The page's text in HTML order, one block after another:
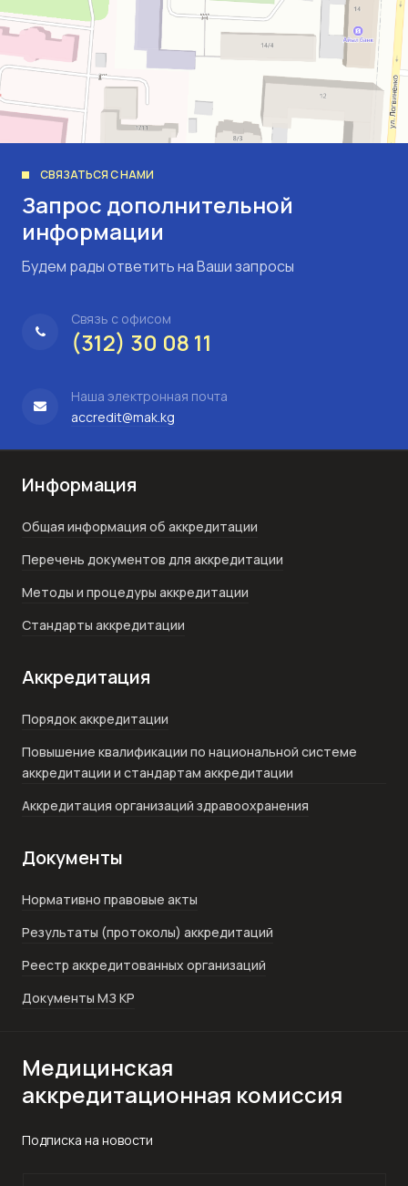
СВЯЗАТЬСЯ С НАМИ
Запрос дополнительной
информации
Будем рады ответить на Ваши запросы
Связь с офисом
(312) 30 08 11
Наша электронная почта
accredit@mak.kg
Информация
Общая информация об аккредитации
Перечень документов для аккредитации
Методы и процедуры аккредитации
Стандарты аккредитации
Аккредитация
Порядок аккредитации
Повышение квалификации по национальной системе
аккредитации и стандартам аккредитации
Аккредитация организаций здравоохранения
Документы
Нормативно правовые акты
Результаты (протоколы) аккредитаций
Реестр аккредитованных организаций
Документы МЗ КР
Медицинская
аккредитационная комиссия
Подписка на новости